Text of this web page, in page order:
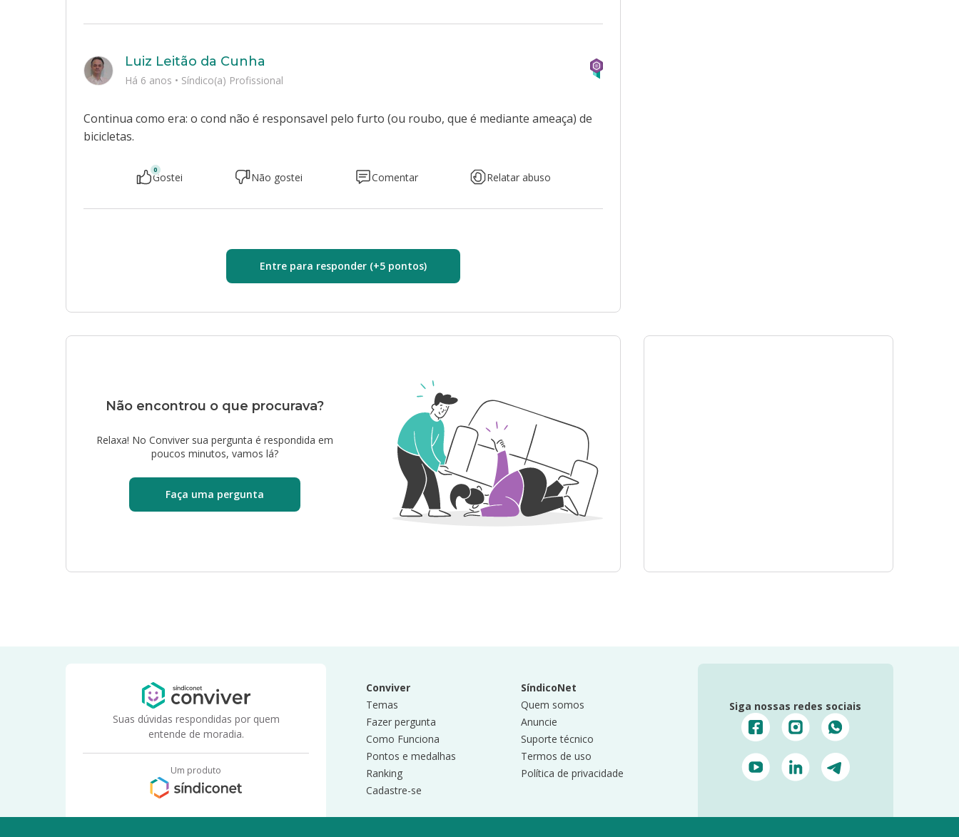
Continua como era: o cond não é responsavel pelo furto (ou roubo, que é mediante ameaça) de
bicicletas.
Luiz Leitão da Cunha
Há 6 anos • Síndico(a) Profissional
0
Gostei Não gostei Comentar Relatar abuso
Entre para responder (+5 pontos)
Não encontrou o que procurava?
Relaxa! No Conviver sua pergunta é respondida em
poucos minutos, vamos lá?
Faça uma pergunta
Suas dúvidas respondidas por quem
entende de moradia.
Um produto
Conviver
Temas
Fazer pergunta
Como Funciona
Pontos e medalhas
Ranking
Cadastre-se
SíndicoNet
Quem somos
Anuncie
Suporte técnico
Termos de uso
Política de privacidade
Siga nossas redes sociais